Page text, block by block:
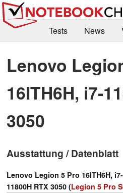
Tests News
Kaufberatung
Deals
Forum
Lenovo
16ITH6H, i7-
3050
Ausstattung / Datenblatt
Lenovo Legion 5 Pro 16ITH6H, i7-
11800H RTX 3050 (Legion 5 Pro